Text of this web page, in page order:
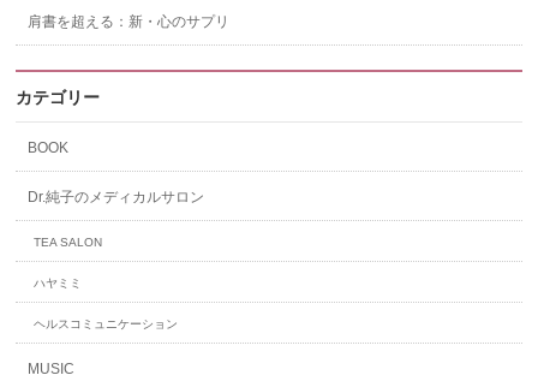
肩書を超える：新・心のサプリ
カテゴリー
BOOK
Dr.純子のメディカルサロン
TEA SALON
ハヤミミ
ヘルスコミュニケーション
MUSIC